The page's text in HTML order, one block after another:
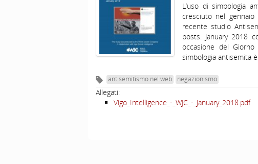
L’uso di simbologia
cresciuto nel
recente studio
posts: January 2018
occasione del
simbologia antisemita
antisemitismo nel web negazionismo
Allegati:
Vigo_Intelligence_-_WJC_-_January_2018.pdf